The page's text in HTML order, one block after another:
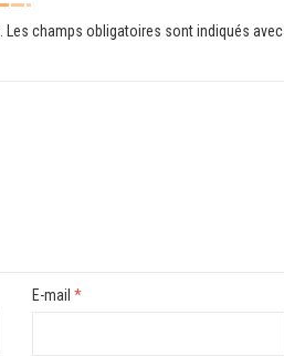
Les champs obligatoires sont indiqués avec
E-mail *